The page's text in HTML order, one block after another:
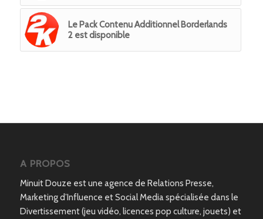
Le Pack Contenu Additionnel Borderlands
2 est disponible
A PROPOS
Minuit Douze est une agence de Relations Presse,
Marketing d’Influence et Social Media spécialisée dans le
Divertissement (jeu vidéo, licences pop culture, jouets) et